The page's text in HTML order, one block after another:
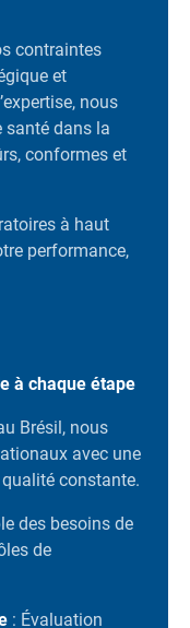
contraintes
et
nous
santé dans la
conformes et
à haut
performance,
à chaque étape
Brésil, nous
avec une
constante.
des besoins de
de
: Évaluation